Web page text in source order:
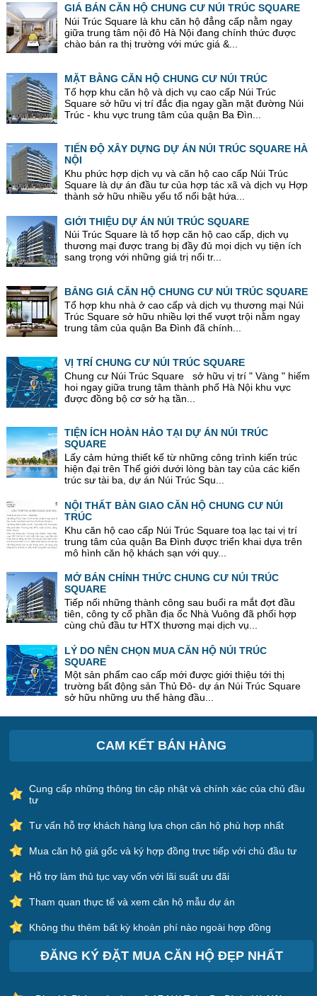
GIÁ BÁN CĂN HỘ CHUNG CƯ NÚI TRÚC SQUARE
Núi Trúc Square là khu căn hộ đẳng cấp nằm ngay
giữa trung tâm nội đô Hà Nội đang chính thức được
chào bán ra thị trường với mức giá &...
MẶT BẰNG CĂN HỘ CHUNG CƯ NÚI TRÚC
Tổ hợp khu căn hộ và dịch vụ cao cấp Núi Trúc
Square sở hữu vị trí đắc địa ngay gần mặt đường Núi
Trúc - khu vực trung tâm của quận Ba Đìn...
TIẾN ĐỘ XÂY DỰNG DỰ ÁN NÚI TRÚC SQUARE HÀ
NỘI
Khu phức hợp dịch vụ và căn hộ cao cấp Núi Trúc
Square là dự án đầu tư của hợp tác xã và dịch vụ Hợp
thành sở hữu nhiều yếu tố nổi bật hứa...
GIỚI THIỆU DỰ ÁN NÚI TRÚC SQUARE
Núi Trúc Square là tổ hợp căn hộ cao cấp, dịch vụ
thương mại được trang bị đầy đủ mọi dịch vụ tiện ích
sang trọng với những giá trị nổi tr...
BẢNG GIÁ CĂN HỘ CHUNG CƯ NÚI TRÚC SQUARE
Tổ hợp khu nhà ở cao cấp và dịch vụ thương mại Núi
Trúc Square sở hữu nhiều lợi thế vượt trội nằm ngay
trung tâm của quận Ba Đình đã chính...
VỊ TRÍ CHUNG CƯ NÚI TRÚC SQUARE
Chung cư Núi Trúc Square sở hữu vị trí " Vàng " hiếm
hoi ngay giữa trung tâm thành phố Hà Nội khu vực
được đồng bộ cơ sở hạ tần...
TIỆN ÍCH HOÀN HẢO TẠI DỰ ÁN NÚI TRÚC
SQUARE
Lấy cảm hứng thiết kế từ những công trình kiến trúc
hiện đại trên Thế giới dưới lòng bàn tay của các kiến
trúc sư tài ba, dự án Núi Trúc Squ...
NỘI THẤT BÀN GIAO CĂN HỘ CHUNG CƯ NÚI
TRÚC
Khu căn hộ cao cấp Núi Trúc Square toạ lạc tại vị trí
trung tâm của quận Ba Đình được triển khai dựa trên
mô hình căn hộ khách sạn với quy...
MỞ BÁN CHÍNH THỨC CHUNG CƯ NÚI TRÚC
SQUARE
Tiếp nối những thành công sau buổi ra mắt đợt đầu
tiên, công ty cổ phần địa ốc Nhà Vuông đã phối hợp
cùng chủ đầu tư HTX thương mại dịch vụ...
LÝ DO NÊN CHỌN MUA CĂN HỘ NÚI TRÚC
SQUARE
Một sản phẩm cao cấp mới được giới thiệu tới thị
trường bất động sản Thủ Đô- dự án Núi Trúc Square
sở hữu những ưu thế hàng đầu...
CAM KẾT BÁN HÀNG
Cung cấp những thông tin cập nhật và chính xác của chủ đầu
tư
Tư vấn hỗ trợ khách hàng lựa chọn căn hộ phù hợp nhất
Mua căn hộ giá gốc và ký hợp đồng trực tiếp với chủ đầu tư
Hỗ trợ làm thủ tục vay vốn với lãi suất ưu đãi
Tham quan thực tế và xem căn hộ mẫu dự án
Không thu thêm bất kỳ khoản phí nào ngoài hợp đồng
ĐĂNG KÝ ĐẶT MUA CĂN HỘ ĐẸP NHẤT